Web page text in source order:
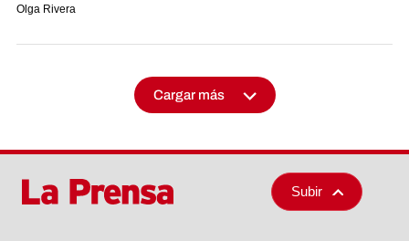
Olga Rivera
Cargar más
Subir